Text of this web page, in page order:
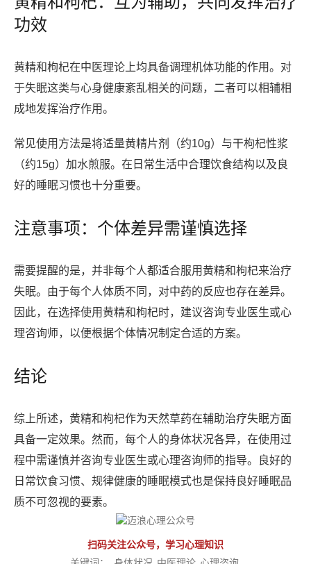
功效
黄精和枸杞在中医理论上均具备调理机体功能的作用。对
于失眠这类与心身健康紊乱相关的问题，二者可以相辅相
成地发挥治疗作用。
常见使用方法是将适量黄精片剂（约10g）与干枸杞性浆
（约15g）加水煎服。在日常生活中合理饮食结构以及良
好的睡眠习惯也十分重要。
注意事项：个体差异需谨慎选择
需要提醒的是，并非每个人都适合服用黄精和枸杞来治疗
失眠。由于每个人体质不同，对中药的反应也存在差异。
因此，在选择使用黄精和枸杞时，建议咨询专业医生或心
理咨询师，以便根据个体情况制定合适的方案。
结论
综上所述，黄精和枸杞作为天然草药在辅助治疗失眠方面
具备一定效果。然而，每个人的身体状况各异，在使用过
程中需谨慎并咨询专业医生或心理咨询师的指导。良好的
日常饮食习惯、规律健康的睡眠模式也是保持良好睡眠品
质不可忽视的要素。
扫码关注公众号，学习心理知识